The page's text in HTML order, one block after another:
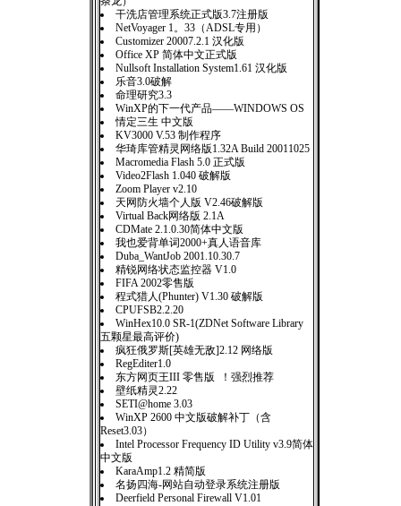
干洗店管理系统正式版3.7注册版
NetVoyager 1。33（ADSL专用）
Customizer 20007.2.1 汉化版
Office XP 简体中文正式版
Nullsoft Installation System1.61 汉化版
乐音3.0破解
命理研究3.3
WinXP的下一代产品——WINDOWS OS
情定三生 中文版
KV3000 V.53 制作程序
华琦库管精灵网络版1.32A Build 20011025
Macromedia Flash 5.0 正式版
Video2Flash 1.040 破解版
Zoom Player v2.10
天网防火墙个人版 V2.46破解版
Virtual Back网络版 2.1A
CDMate 2.1.0.30简体中文版
我也爱背单词2000+真人语音库
Duba_WantJob 2001.10.30.7
精锐网络状态监控器 V1.0
FIFA 2002零售版
程式猎人(Phunter) V1.30 破解版
CPUFSB2.2.20
WinHex10.0 SR-1(ZDNet Software Library
五颗星最高评价)
疯狂俄罗斯[英雄无敌]2.12 网络版
RegEditer1.0
东方网页王III 零售版 ！强烈推荐
壁纸精灵2.22
SETI@home 3.03
WinXP 2600 中文版破解补丁（含
Reset3.03）
Intel Processor Frequency ID Utility v3.9简体
中文版
KaraAmp1.2 精简版
名扬四海-网站自动登录系统注册版
Deerfield Personal Firewall V1.01